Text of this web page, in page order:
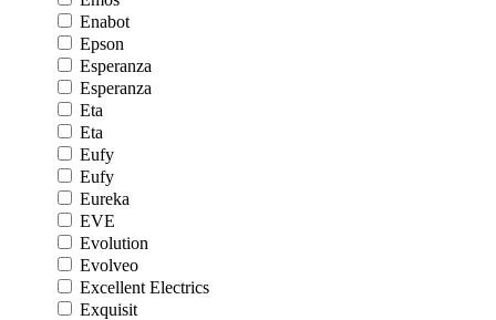
Enabot
Epson
Esperanza
Esperanza
Eta
Eta
Eufy
Eufy
Eureka
EVE
Evolution
Evolveo
Excellent Electrics
Exquisit